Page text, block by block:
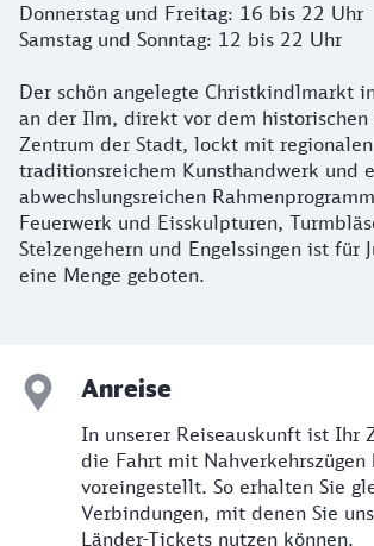
Donnerstag und Freitag: 16 bis 22 Uhr
Samstag und Sonntag: 12 bis 22 Uhr
Der schön angelegte Christkindlmarkt
an der Ilm, direkt vor dem historischen
Zentrum der Stadt, lockt mit
traditionsreichem Kunsthandwerk und
abwechslungsreichen
Feuerwerk und Eisskulpturen,
Stelzengehern und Engelssingen ist für
eine Menge geboten.
Anreise
In unserer Reiseauskunft ist Ihr
die Fahrt mit Nahverkehrszügen
voreingestellt. So erhalten Sie
Verbindungen, mit denen Sie
Länder-Tickets nutzen können.